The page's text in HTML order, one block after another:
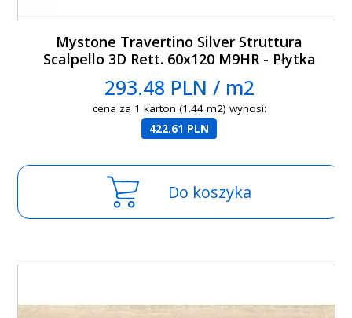
Mystone Travertino Silver Struttura
Scalpello 3D Rett. 60x120 M9HR - Płytka
ścienna
293.48 PLN / m2
cena za 1 karton (1.44 m2) wynosi:
422.61 PLN
Do koszyka